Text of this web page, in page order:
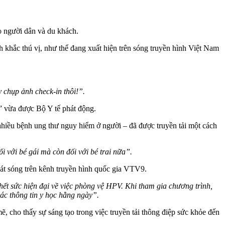
dân và du khách.
thú vị, như thể đang xuất hiện trên sóng truyền hình Việt Nam
chụp ảnh check-in thôi!”.
vừa được Bộ Y tế phát động.
bệnh ung thư nguy hiểm ở người – đã được truyền tải một cách
với bé gái mà còn đối với bé trai nữa”.
sóng trên kênh truyền hình quốc gia VTV9.
sức hiện đại về việc phòng vệ HPV. Khi tham gia chương trình,
thông tin y học hằng ngày”.
cho thấy sự sáng tạo trong việc truyền tải thông điệp sức khỏe đến